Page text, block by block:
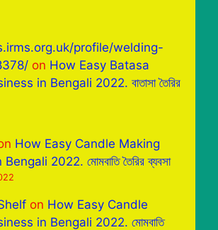
profile/welding-
on How Easy Batasa
in Bengali 2022. বাতাসা তৈরির
How Easy Candle Making
2022. মোমবাতি তৈরির ব্যবসা
on How Easy Candle
in Bengali 2022. মোমবাতি